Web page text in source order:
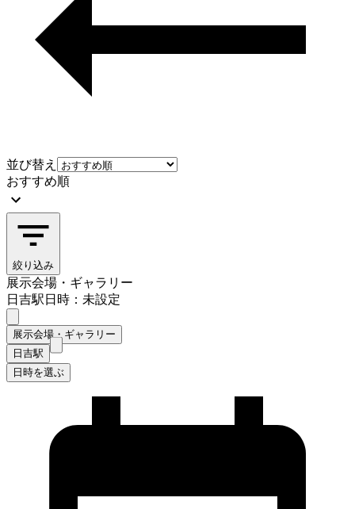
並び替え
おすすめ順
絞り込み
展示会場・ギャラリー
日吉駅日時：未設定
展示会場・ギャラリー
日吉駅
日時を選ぶ